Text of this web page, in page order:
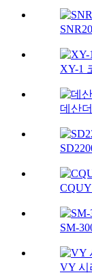
XY-1
데산더
SM-
VY 시